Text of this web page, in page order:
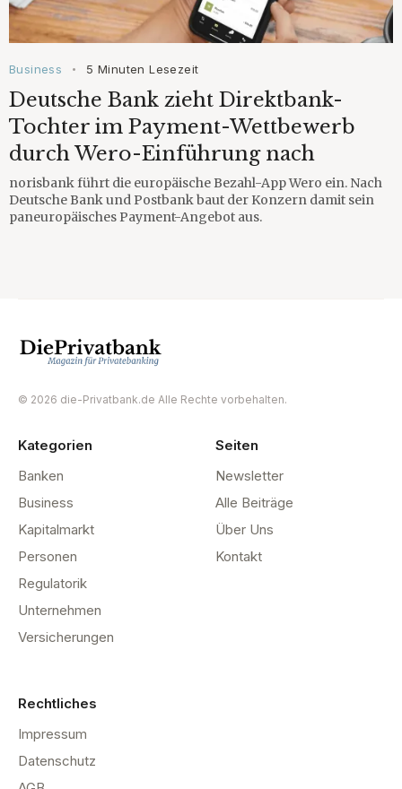
Business • 5 Minuten Lesezeit
Deutsche Bank zieht Direktbank-
Tochter im Payment-Wettbewerb
durch Wero-Einführung nach
norisbank führt die europäische Bezahl-App Wero ein. Nach
Deutsche Bank und Postbank baut der Konzern damit sein
paneuropäisches Payment-Angebot aus.
© 2026 die-Privatbank.de Alle Rechte vorbehalten.
Kategorien
Banken
Business
Kapitalmarkt
Personen
Regulatorik
Unternehmen
Versicherungen
Seiten
Newsletter
Alle Beiträge
Über Uns
Kontakt
Rechtliches
Impressum
Datenschutz